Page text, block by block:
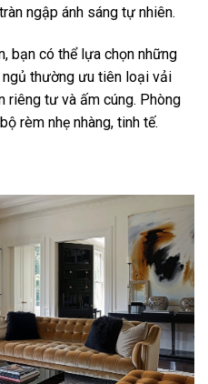
ngập ánh sáng tự nhiên.
bạn có thể lựa chọn những
ngủ thường ưu tiên loại vải
riêng tư và ấm cúng. Phòng
rèm nhẹ nhàng, tinh tế.